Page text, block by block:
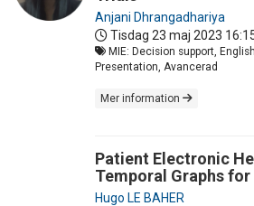
Anjani Dhrangadhariya
Tisdag 23 maj 2023
MIE: Decision support,
Presentation, Avancerad
Mer information
Patient Electronic
Temporal Graphs
Hugo LE BAHER